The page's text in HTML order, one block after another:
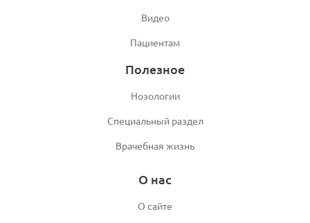
Видео
Пациентам
Полезное
Нозологии
Специальный раздел
Врачебная жизнь
О нас
О сайте